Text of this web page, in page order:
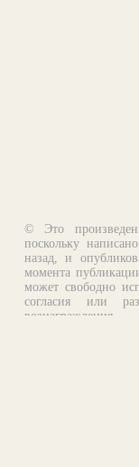
© Это
поскольку
назад, и
момента
может свободно
согласия или
вознаграждения.